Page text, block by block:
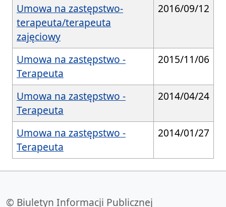
Umowa na zastępstwo-
terapeuta/terapeuta
zajęciowy
2016/09/12
Umowa na zastępstwo -
Terapeuta
2015/11/06
Umowa na zastępstwo -
Terapeuta
2014/04/24
Umowa na zastępstwo -
Terapeuta
2014/01/27
© Biuletyn Informacji Publicznej